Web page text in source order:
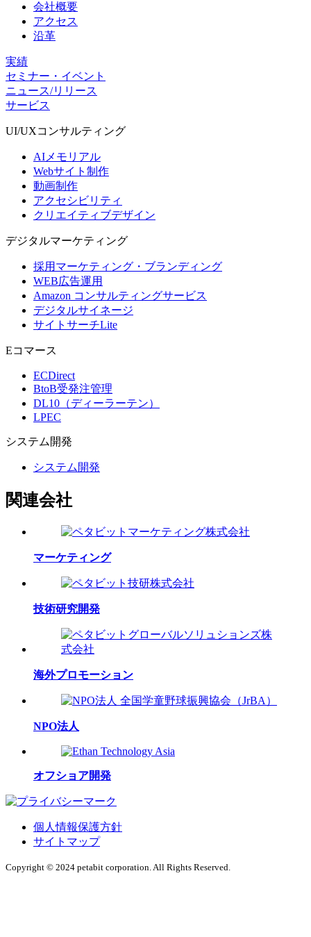
会社概要
アクセス
沿革
実績
セミナー・イベント
ニュース/リリース
サービス
UI/UXコンサルティング
AIメモリアル
Webサイト制作
動画制作
アクセシビリティ
クリエイティブデザイン
デジタルマーケティング
採用マーケティング・ブランディング
WEB広告運用
Amazon コンサルティングサービス
デジタルサイネージ
サイトサーチLite
Eコマース
ECDirect
BtoB受発注管理
DL10（ディーラーテン）
LPEC
システム 開発
システム開発
関連会社
マーケティング
技術研究開発
海外プロモーション
NPO法人
オフショア開発
個人情報保護方針
サイトマップ
Copyright © 2024 petabit corporation. All Rights Reserved.